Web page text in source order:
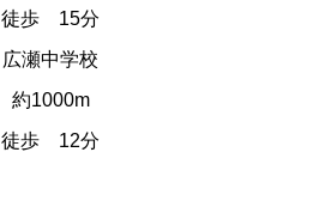
徒歩 15分
広瀬中学校
約1000m
徒歩 12分